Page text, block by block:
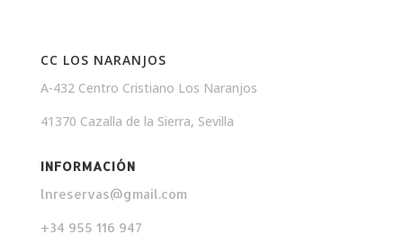
CC LOS NARANJOS
A-432 Centro Cristiano Los Naranjos
41370 Cazalla de la Sierra, Sevilla
INFORMACIÓN
lnreservas@gmail.com
+34 955 116 947